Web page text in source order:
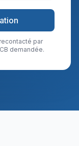
par
demandée.